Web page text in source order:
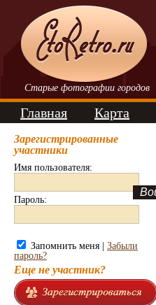
Старые фотографии городов
Главная Карта
Зарегистрированные
участники
Имя пользователя:
Пароль:
Запомнить меня | Забыли
пароль?
Еще не участник?